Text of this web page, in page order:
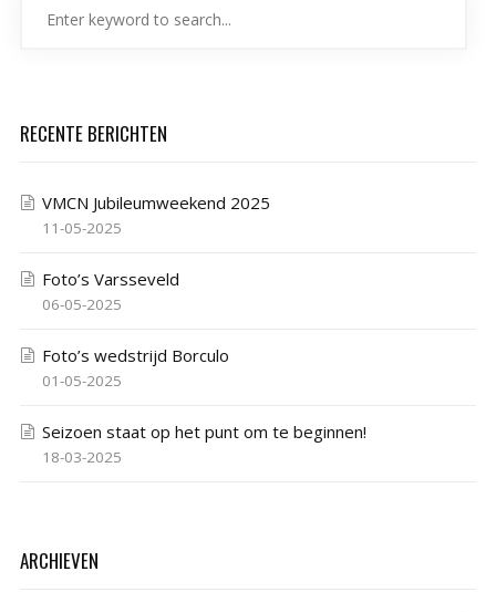
RECENTE BERICHTEN
VMCN Jubileumweekend 2025
11-05-2025
Foto’s Varsseveld
06-05-2025
Foto’s wedstrijd Borculo
01-05-2025
Seizoen staat op het punt om te beginnen!
18-03-2025
ARCHIEVEN